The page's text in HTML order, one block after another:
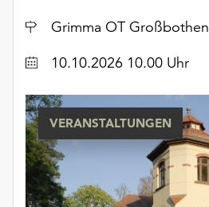
Ort
Grimma OT Großbothen
Datum10.10.2026 10.00 Uhr
VERANSTALTUNGEN